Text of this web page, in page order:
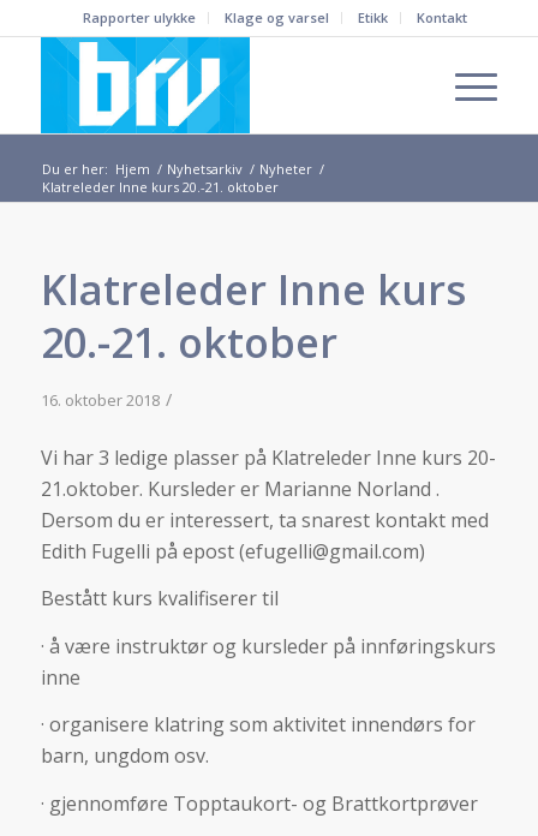
Rapporter ulykke Klage og varsel Etikk Kontakt
Du er her: Hjem / Nyhetsarkiv / Nyheter /
Klatreleder Inne kurs 20.-21. oktober
Klatreleder Inne kurs
20.-21. oktober
16. oktober 2018 /
Vi har 3 ledige plasser på Klatreleder Inne kurs 20-
21.oktober. Kursleder er Marianne Norland .
Dersom du er interessert, ta snarest kontakt med
Edith Fugelli på epost (efugelli@gmail.com)
Bestått kurs kvalifiserer til
· å være instruktør og kursleder på innføringskurs
inne
· organisere klatring som aktivitet innendørs for
barn, ungdom osv.
· gjennomføre Topptaukort- og Brattkortprøver